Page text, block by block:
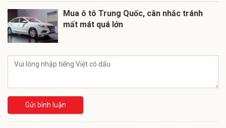
Mua ô tô Trung Quốc, cân nhắc tránh
mất mát quá lớn
Gửi bình luận